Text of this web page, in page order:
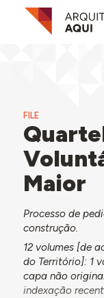
FILE
Maior
Processo de
construção.
12 volumes [de
do Território]: 1
capa não
indexação